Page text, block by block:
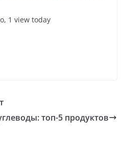
1 view today
топ-5 продуктов